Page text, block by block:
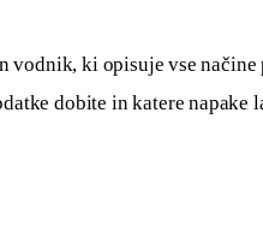
vodnik, ki opisuje vse
dobite in katere napake